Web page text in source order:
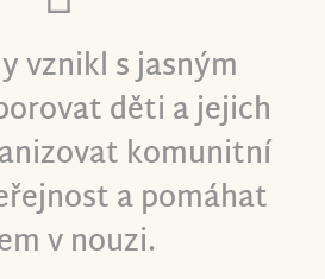
a lidi v nouzi, a
aby vše bylo vedeno s
k tomu, že můžeme
co děláme s ještě
Tento notebook není
vznikl s jasným
děti a jejich
komunitní
a pomáhat
v nouzi.